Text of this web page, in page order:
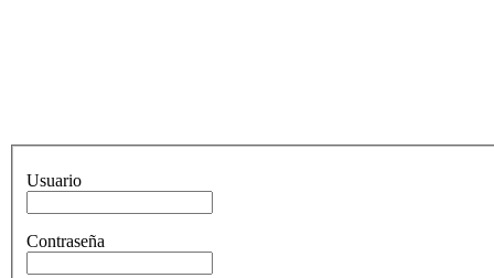
Usuario
Contraseña